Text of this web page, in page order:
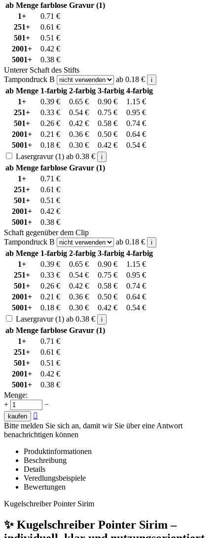
ab Menge farblose Gravur (1)
1+
0.71 €
251+
0.61 €
501+
0.51 €
2001+
0.42 €
5001+
0.38 €
Unterer Schaft des Stifts
Tampondruck B
ab 0.18 € i
ab Menge 1-farbig 2-farbig 3-farbig 4-farbig
1+
0.39 € 0.65 € 0.90 € 1.15 €
251+
0.33 € 0.54 € 0.75 € 0.95 €
501+
0.26 € 0.42 € 0.58 € 0.74 €
2001+
0.21 € 0.36 € 0.50 € 0.64 €
5001+
0.18 € 0.30 € 0.42 € 0.54 €
Lasergravur (1) ab 0.38 € i
ab Menge farblose Gravur (1)
1+
0.71 €
251+
0.61 €
501+
0.51 €
2001+
0.42 €
5001+
0.38 €
Schaft gegenüber dem Clip
Tampondruck B
ab 0.18 € i
ab Menge 1-farbig 2-farbig 3-farbig 4-farbig
1+
0.39 € 0.65 € 0.90 € 1.15 €
251+
0.33 € 0.54 € 0.75 € 0.95 €
501+
0.26 € 0.42 € 0.58 € 0.74 €
2001+
0.21 € 0.36 € 0.50 € 0.64 €
5001+
0.18 € 0.30 € 0.42 € 0.54 €
Lasergravur (1) ab 0.38 € i
ab Menge farblose Gravur (1)
1+
0.71 €
251+
0.61 €
501+
0.51 €
2001+
0.42 €
5001+
0.38 €
Menge:
+
−
kaufen

Bitte melden Sie sich an, damit wir Sie über eine Antwort
benachrichtigen können
Produktinformationen
Beschreibung
Details
Veredlungsbeispiele
Bewertungen
Kugelschreiber Pointer Sirim
✨ Kugelschreiber Pointer Sirim –